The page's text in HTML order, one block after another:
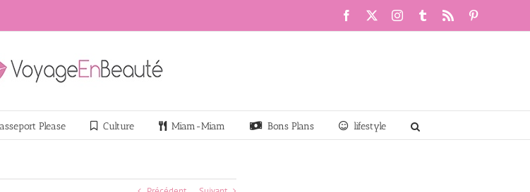
Facebook Instagram
Tumblr
Please Culture Miam-Miam Bons Plans lifestyle